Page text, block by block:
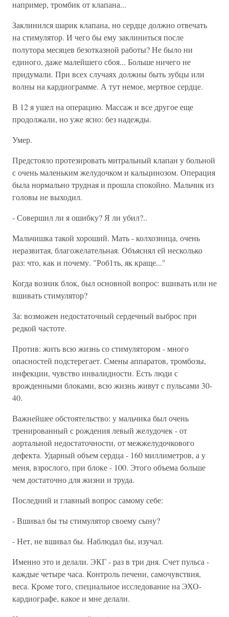
например, тромбик от клапана...
Заклинился шарик клапана, но сердце должно отвечать
на стимулятор. И чего бы ему заклиниться после
полутора месяцев безотказной работы? Не было ни
единого, даже малейшего сбоя... Больше ничего не
придумали. При всех случаях должны быть зубцы или
волны на кардиограмме. А тут немое, мертвое сердце.
В 12 я ушел на операцию. Массаж и все другое еще
продолжали, но уже ясно: без надежды.
Умер.
Предстояло протезировать митральный клапан у больной
с очень маленьким желудочком и кальцинозом. Операция
была нормально трудная и прошла спокойно. Мальчик из
головы не выходил.
- Совершил ли я ошибку? Я ли убил?..
Мальчишка такой хороший. Мать - колхозница, очень
неразвитая, благожелательная. Объяснял ей несколько
раз: что, как и почему. "Роб1ть, як краще..."
Когда возник блок, был основной вопрос: вшивать или не
вшивать стимулятор?
За: возможен недостаточный сердечный выброс при
редкой частоте.
Против: жить всю жизнь со стимулятором - много
опасностей подстерегает. Смены аппаратов, тромбозы,
инфекции, чувство инвалидности. Есть люди с
врожденными блоками, всю жизнь живут с пульсами 30-
40.
Важнейшее обстоятельство: у мальчика был очень
тренированный с рождения левый желудочек - от
аортальной недостаточности, от межжелудочкового
дефекта. Ударный объем сердца - 160 миллиметров, а у
меня, взрослого, при блоке - 100. Этого объема больше
чем достаточно для жизни и труда.
Последний и главный вопрос самому себе:
- Вшивал бы ты стимулятор своему сыну?
- Нет, не вшивал бы. Наблюдал бы, изучал.
Именно это и делали. ЭКГ - раз в три дня. Счет пульса -
каждые четыре часа. Контроль печени, самочувствия,
веса. Кроме того, специальное исследование на ЭХО-
кардиографе, какое и мне делали.